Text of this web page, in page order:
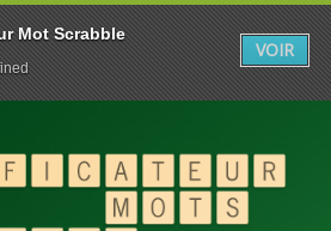
Mot Scrabble
VOIR